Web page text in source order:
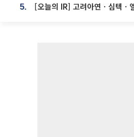
5. [오늘의 IR] 고려아연ㆍ심텍ㆍ